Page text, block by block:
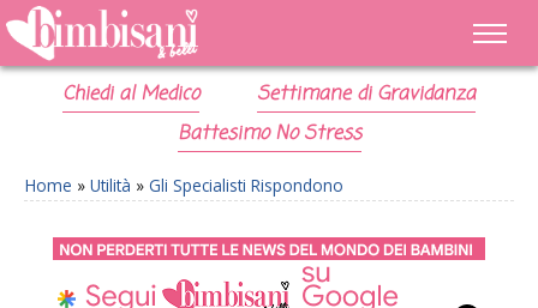
Chiedi al Medico
Settimane di Gravidanza
Battesimo No Stress
Home » Utilità » Gli Specialisti Rispondono